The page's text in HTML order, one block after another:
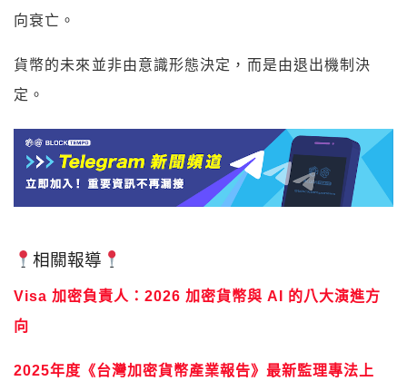
向衰亡。
貨幣的未來並非由意識形態決定，而是由退出機制決
定。
相關報導
Visa 加密負責人：2026 加密貨幣與 AI 的八大演進方
向
2025年度《台灣加密貨幣產業報告》最新監理專法上